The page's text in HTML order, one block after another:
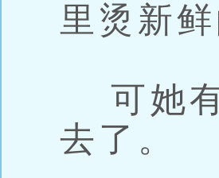
里烫新
可她有
去了。